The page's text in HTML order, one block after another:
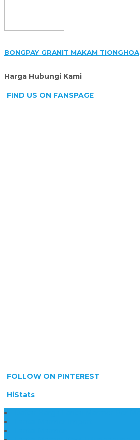
BONGPAY GRANIT MAKAM TIONGHOA
Harga Hubungi Kami
FIND US ON FANSPAGE
FOLLOW ON PINTEREST
HiStats